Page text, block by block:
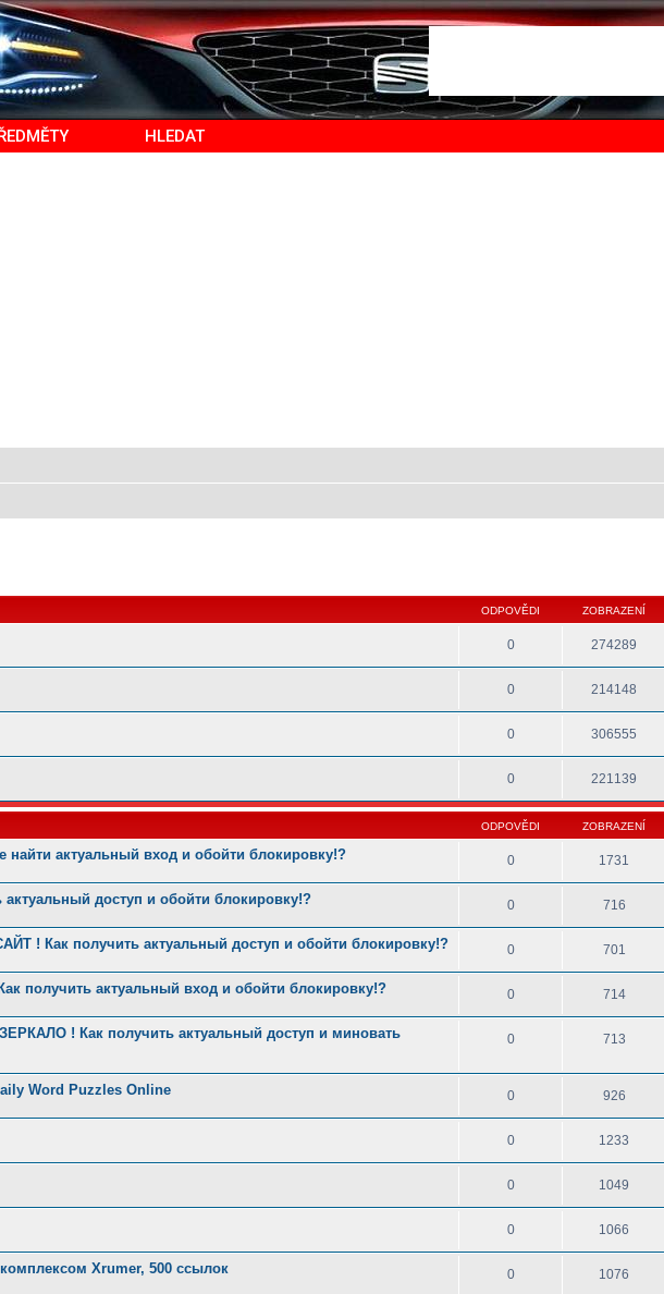
HLEDAT
ODPOVĚDI ZOBRAZENÍ
0 274289
0 214148
0 306555
0 221139
ODPOVĚDI ZOBRAZENÍ
актуальный вход и обойти блокировку!? 0 1731
доступ и обойти блокировку!? 0 716
! Как получить актуальный доступ и обойти блокировку!? 0 701
получить актуальный вход и обойти блокировку!? 0 714
! Как получить актуальный доступ и миновать
0 713
Word Puzzles Online 0 926
0 1233
0 1049
0 1066
Xrumer, 500 ссылок 0 1076